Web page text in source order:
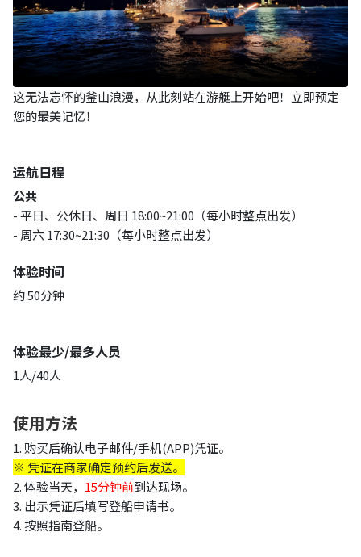
这无法忘怀的釜山浪漫，从此刻站在游艇上开始吧！立即预定
您的最美记忆！
运航日程
公共
- 平日、公休日、周日 18:00~21:00（每小时整点出发）
- 周六 17:30~21:30（每小时整点出发）
体验时间
约 50分钟
体验最少/最多人员
1人/40人
使用方法
1. 购买后确认电子邮件/手机(APP)凭证。
※ 凭证在商家确定预约后发送。
2. 体验当天， 15分钟前到达现场。
3. 出示凭证后填写登船申请书。
4. 按照指南登船。